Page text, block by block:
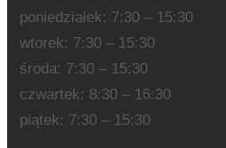
poniedziałek: 7:30 – 15:30
wtorek: 7:30 – 15:30
środa: 7:30 – 15:30
czwartek: 8:30 – 16:30
piątek: 7:30 – 15:30